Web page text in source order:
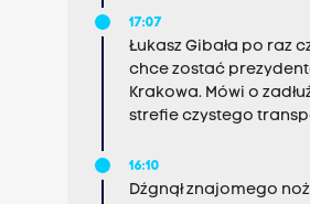
17:07
Łukasz Gibała po raz
chce zostać
Krakowa. Mówi o
strefie czystego
16:10
Dźgnął znajomego